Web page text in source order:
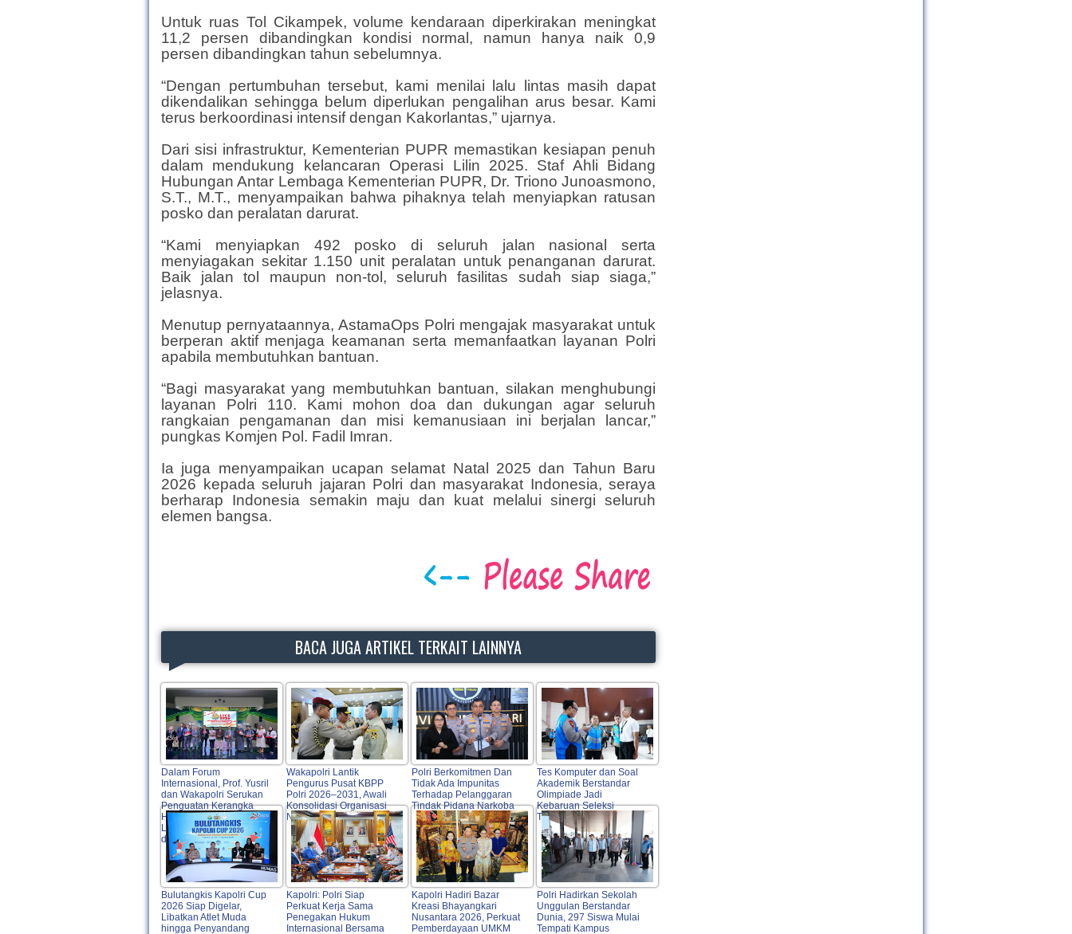
Untuk ruas Tol Cikampek, volume kendaraan diperkirakan meningkat
11,2 persen dibandingkan kondisi normal, namun hanya naik 0,9
persen dibandingkan tahun sebelumnya.
“Dengan pertumbuhan tersebut, kami menilai lalu lintas masih dapat
dikendalikan sehingga belum diperlukan pengalihan arus besar. Kami
terus berkoordinasi intensif dengan Kakorlantas,” ujarnya.
Dari sisi infrastruktur, Kementerian PUPR memastikan kesiapan penuh
dalam mendukung kelancaran Operasi Lilin 2025. Staf Ahli Bidang
Hubungan Antar Lembaga Kementerian PUPR, Dr. Triono Junoasmono,
S.T., M.T., menyampaikan bahwa pihaknya telah menyiapkan ratusan
posko dan peralatan darurat.
“Kami menyiapkan 492 posko di seluruh jalan nasional serta
menyiagakan sekitar 1.150 unit peralatan untuk penanganan darurat.
Baik jalan tol maupun non-tol, seluruh fasilitas sudah siap siaga,”
jelasnya.
Menutup pernyataannya, AstamaOps Polri mengajak masyarakat untuk
berperan aktif menjaga keamanan serta memanfaatkan layanan Polri
apabila membutuhkan bantuan.
“Bagi masyarakat yang membutuhkan bantuan, silakan menghubungi
layanan Polri 110. Kami mohon doa dan dukungan agar seluruh
rangkaian pengamanan dan misi kemanusiaan ini berjalan lancar,”
pungkas Komjen Pol. Fadil Imran.
Ia juga menyampaikan ucapan selamat Natal 2025 dan Tahun Baru
2026 kepada seluruh jajaran Polri dan masyarakat Indonesia, seraya
berharap Indonesia semakin maju dan kuat melalui sinergi seluruh
elemen bangsa.
BACA JUGA ARTIKEL TERKAIT LAINNYA
Dalam Forum
Internasional, Prof. Yusril
dan Wakapolri Serukan
Penguatan Kerangka
Hukum Global untuk
Lindungi Perempuan
dan Anak dari TPPO
Wakapolri Lantik
Pengurus Pusat KBPP
Polri 2026–2031, Awali
Konsolidasi Organisasi
Nasional
Polri Berkomitmen Dan
Tidak Ada Impunitas
Terhadap Pelanggaran
Tindak Pidana Narkoba
Tes Komputer dan Soal
Akademik Berstandar
Olimpiade Jadi
Kebaruan Seleksi
Taruna Akpol 2026
Bulutangkis Kapolri Cup
2026 Siap Digelar,
Libatkan Atlet Muda
hingga Penyandang
Kapolri: Polri Siap
Perkuat Kerja Sama
Penegakan Hukum
Internasional Bersama
Kapolri Hadiri Bazar
Kreasi Bhayangkari
Nusantara 2026, Perkuat
Pemberdayaan UMKM
Polri Hadirkan Sekolah
Unggulan Berstandar
Dunia, 297 Siswa Mulai
Tempati Kampus